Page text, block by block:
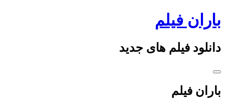
Skip
to
content
باران فیلم
دانلود فیلم های جدید
باران فیلم